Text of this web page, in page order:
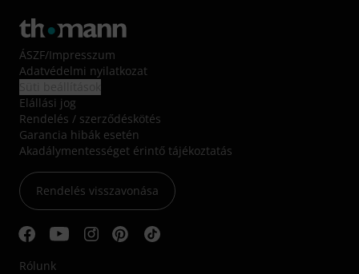
ÁSZF/Impresszum
Adatvédelmi nyilatkozat
Elállási jog
Rendelés / szerződéskötés
Garancia hibák esetén
Akadálymentességet érintő tájékoztatás
Rendelés visszavonása
Rólunk